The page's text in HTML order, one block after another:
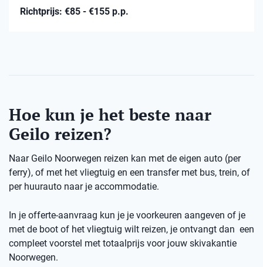
Richtprijs: €85 - €155 p.p.
Hoe kun je het beste naar
Geilo reizen?
Naar Geilo Noorwegen reizen kan met de eigen auto (per
ferry), of met het vliegtuig en een transfer met bus, trein, of
per huurauto naar je accommodatie.
In je offerte-aanvraag kun je je voorkeuren aangeven of je
met de boot of het vliegtuig wilt reizen, je ontvangt dan een
compleet voorstel met totaalprijs voor jouw skivakantie
Noorwegen.